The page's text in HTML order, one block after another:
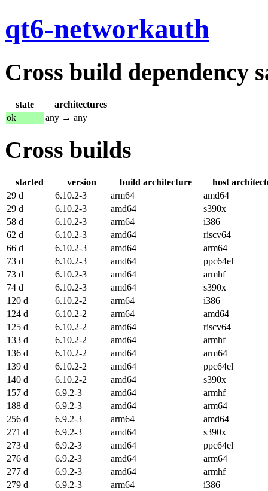
qt6-networkauth
Cross build dependency
state
architectures
ok
any → any
Cross builds
started version build architecture
host
29 d
6.10.2-3 arm64
amd64
29 d
6.10.2-3 amd64
s390x
58 d
6.10.2-3 arm64
i386
62 d
6.10.2-3 amd64
riscv64
66 d
6.10.2-3 amd64
arm64
73 d
6.10.2-3 amd64
ppc64el
73 d
6.10.2-3 amd64
armhf
74 d
6.10.2-3 amd64
s390x
120 d
6.10.2-2 arm64
i386
124 d
6.10.2-2 arm64
amd64
125 d
6.10.2-2 amd64
riscv64
133 d
6.10.2-2 amd64
armhf
136 d
6.10.2-2 amd64
arm64
139 d
6.10.2-2 amd64
ppc64el
140 d
6.10.2-2 amd64
s390x
157 d
6.9.2-3 amd64
armhf
188 d
6.9.2-3 amd64
arm64
256 d
6.9.2-3 arm64
amd64
271 d
6.9.2-3 amd64
s390x
273 d
6.9.2-3 amd64
ppc64el
276 d
6.9.2-3 amd64
arm64
277 d
6.9.2-3 amd64
armhf
279 d
6.9.2-3 arm64
i386